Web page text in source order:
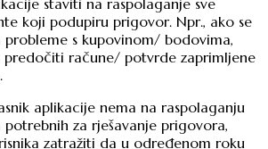
koji podupiru prigovor. Npr., ako se
s kupovinom/ bodovima,
predočiti račune/ potvrde zaprimljene
aplikacije nema na raspolaganju
za rješavanje prigovora,
zatražiti da u određenom roku